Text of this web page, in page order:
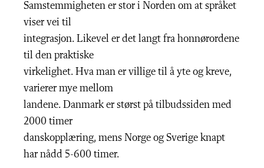
Samstemmigheten er stor i Norden om at språket
viser vei til
integrasjon. Likevel er det langt fra honnørordene
til den praktiske
virkelighet. Hva man er villige til å yte og kreve,
varierer mye mellom
landene. Danmark er størst på tilbudssiden med
2000 timer
danskopplæring, mens Norge og Sverige knapt
har nådd 5-600 timer.